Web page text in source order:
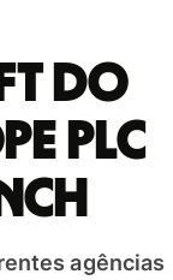
do
PLC
agências